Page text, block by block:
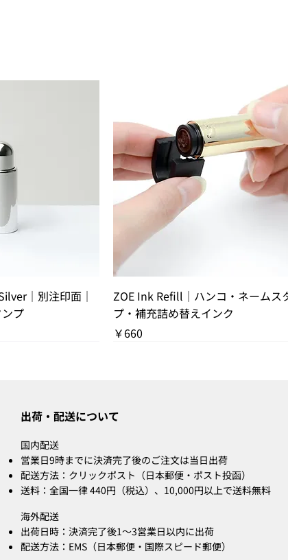
ビュー｜別注印面｜
プ
クイックビュー
ZOE Ink Refill｜ハンコ・ネームス
プ・補充詰め替えインク
価格
￥660
ビュー
ドーロ／レッ クイックビュー
Bridal Gift｜結婚祝い｜ハンコ・ネ
ビュー
2026 Brown｜ クイックビュー
CLARA Calendar Refill 2026 White
出荷・配送について
国内配送
営業日9時までに決済完了後のご注文は当日出荷
配送方法：クリックポスト（日本郵便・ポスト投函）
送料：全国一律 440円（税込）、10,000円以上で送料無料
海外配送
出荷日時：決済完了後1〜3営業日以内に出荷
配送方法：EMS（日本郵便・国際スピード郵便）